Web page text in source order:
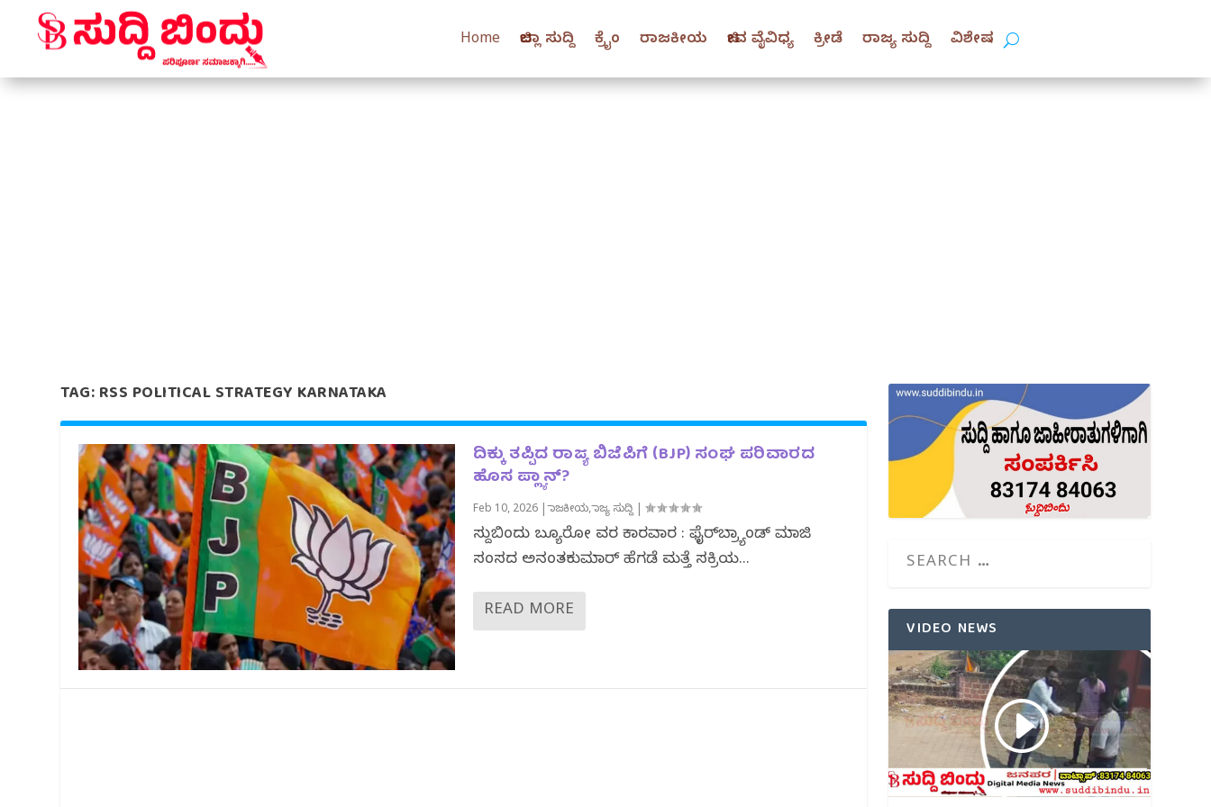
Home ಜಿಲ್ಲಾ ಸುದ್ದಿ ಕ್ರೈಂ ರಾಜಕೀಯ ಜೀವ ವೈವಿಧ್ಯ ಕ್ರೀಡೆ ರಾಜ್ಯ ಸುದ್ದಿ ವಿಶೇಷ
TAG:RSS POLITICAL STRATEGY KARNATAKA
ದಿಕ್ಕು ತಪ್ಪಿದ ರಾಜ್ಯ ಬಿಜೆಪಿಗೆ (BJP) ಸಂಘ ಪರಿವಾರದ
ಹೊಸ ಪ್ಲ್ಯಾನ್‌?
Feb 10, 2026|ರಾಜಕೀಯ,ರಾಜ್ಯ ಸುದ್ದಿ|
ಸುದ್ದಿಬಿಂದು ಬ್ಯೂರೋ ವರದಿ ಕಾರವಾರ : ಫೈರ್‌ಬ್ರ್ಯಾಂಡ್‌ ಮಾಜಿ
ಸಂಸದ ಅನಂತಕುಮಾರ್‌ ಹೆಗಡೆ ಮತ್ತೆ ಸಕ್ರಿಯ...
READ MORE
VIDEO NEWS